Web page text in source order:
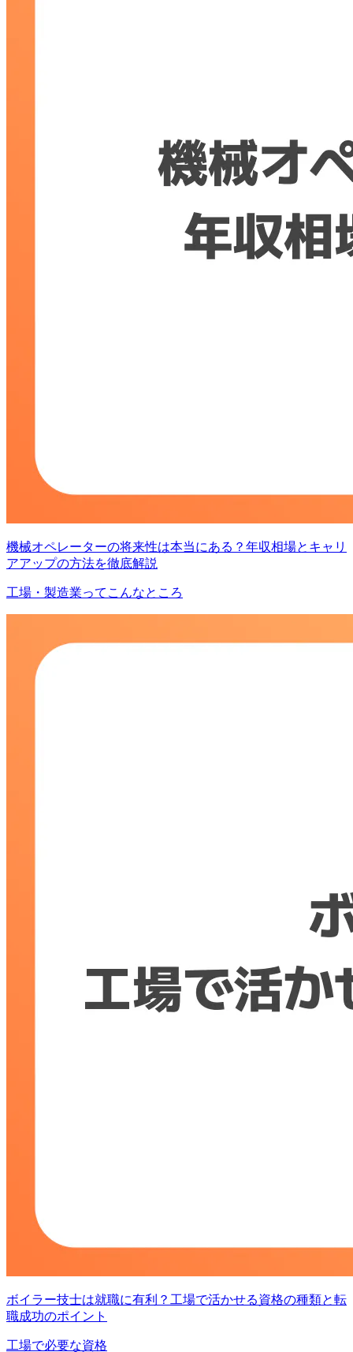
機械オペレーターの将来性は本当にある？年収相場とキャリ
アアップの方法を徹底解説
工場・製造業ってこんなところ
ボイラー技士は就職に有利？工場で活かせる資格の種類と転
職成功のポイント
工場で必要な資格